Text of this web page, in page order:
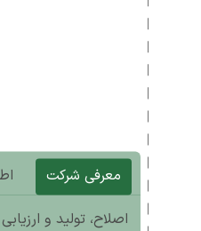
معرفی شرکت
اصلاح، تولید و